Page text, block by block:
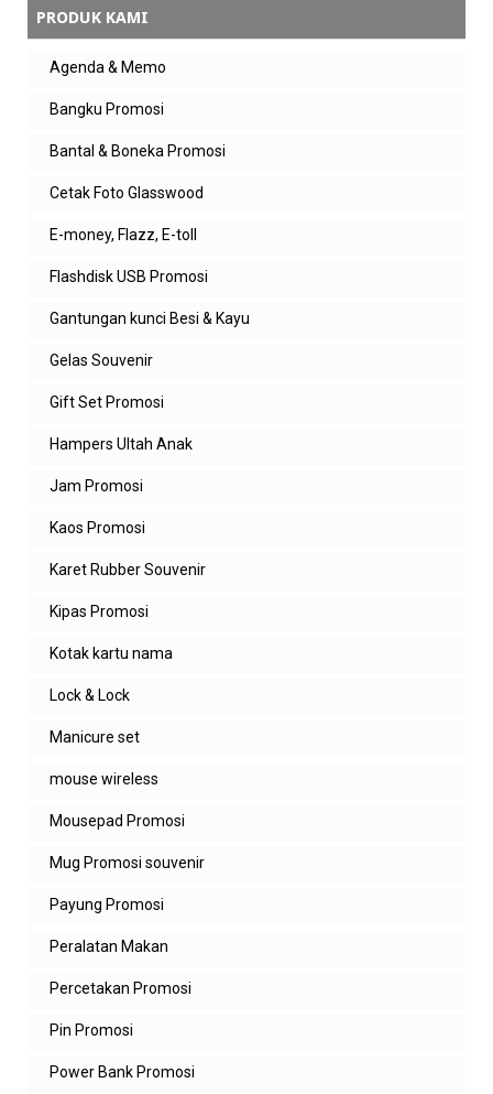
Balas
Masih terus berusaha untuk jadi lebih baik ,
admin zeropromosi
smoga bermanfaat ya dan terima kasih
Balas
Balasan
smoga bermanfaat ya dan terima kasih
atas kunjungannya
PRODUK KAMI
Agenda & Memo
Bangku Promosi
Bantal & Boneka Promosi
Cetak Foto Glasswood
E-money, Flazz, E-toll
Flashdisk USB Promosi
Gantungan kunci Besi & Kayu
Gelas Souvenir
Gift Set Promosi
Hampers Ultah Anak
Jam Promosi
Kaos Promosi
Karet Rubber Souvenir
Kipas Promosi
Kotak kartu nama
Lock & Lock
Manicure set
mouse wireless
Mousepad Promosi
Mug Promosi souvenir
Payung Promosi
Peralatan Makan
Percetakan Promosi
Pin Promosi
Power Bank Promosi